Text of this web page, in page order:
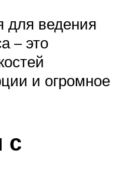
для ведения
– это
и огромное
с